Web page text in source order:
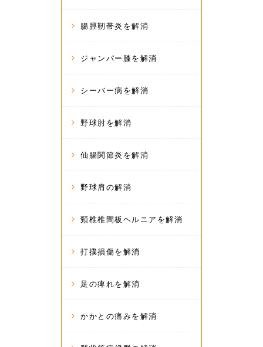
腸脛靭帯炎を解消
ジャンパー膝を解消
シーバー病を解消
野球肘を解消
仙腸関節炎を解消
野球肩の解消
頸椎椎間板ヘルニアを解消
打撲損傷を解消
足の痺れを解消
かかとの痛みを解消